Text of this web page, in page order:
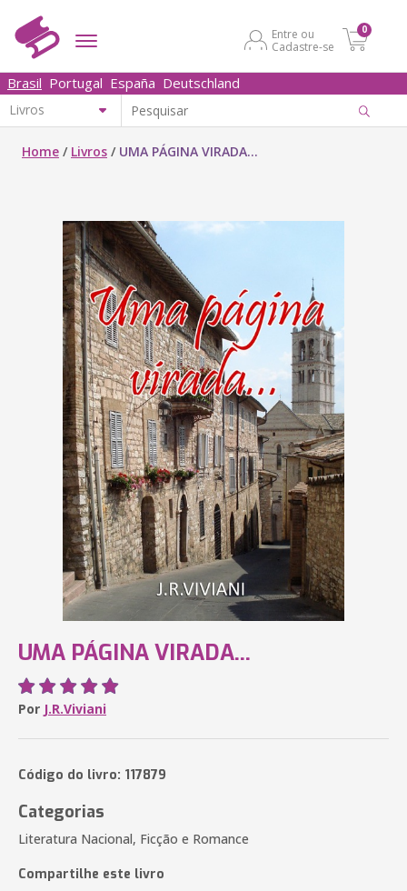
Entre ou
Cadastre-se
0
Brasil Portugal España Deutschland
Home / Livros / UMA PÁGINA VIRADA...
UMA PÁGINA VIRADA...
Por J.R.Viviani
Código do livro: 117879
Categorias
Literatura Nacional, Ficção e Romance
Compartilhe este livro